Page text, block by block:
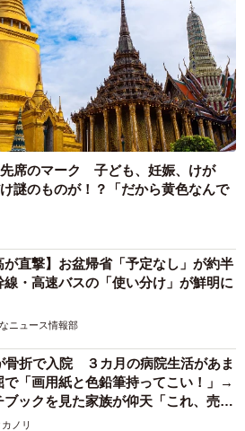
席のマーク 子ども、妊娠、けが
のものが！？「だから黄色なんで
が直撃】お盆帰省「予定なし」が約半
・高速バスの「使い分け」が鮮明に
ニュース情報部
骨折で入院 ３カ月の病院生活があま
で「画用紙と色鉛筆持ってこい！」→
ブックを見た家族が仰天「これ、売れ
ノリ